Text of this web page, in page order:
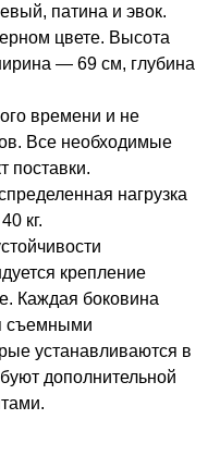
патина и эвок.
цвете. Высота
— 69 см, глубина
времени и не
Все необходимые
поставки.
нагрузка
кг.
крепление
Каждая боковина
съемными
устанавливаются в
дополнительной